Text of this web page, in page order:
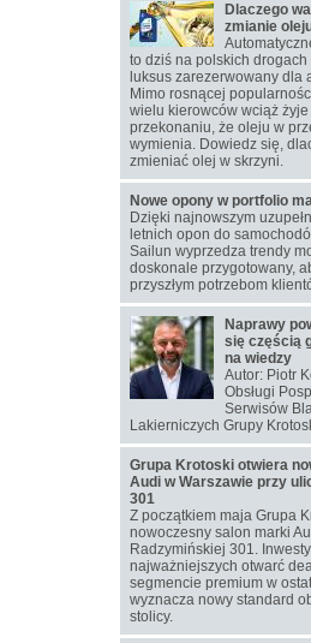
Dlaczego
zmianie
to dziś na polskich drogach
luksus zarezerwowany dla
Mimo rosnącej
wielu kierowców wciąż
przekonaniu, że oleju w
wymienia. Dowiedz się,
zmieniać olej w skrzyni.
Nowe opony w portfolio
Dzięki najnowszym
letnich opon do
Sailun wyprzedza trendy
doskonale przygotowany,
przyszłym potrzebom
Naprawy
się częścią
na wiedzy
Autor: Piotr
Obsługi
Serwisów
Lakierniczych Grupy
Grupa Krotoski otwiera
Audi w Warszawie przy
301
Z początkiem maja Grupa
nowoczesny salon marki
Radzymińskiej 301.
najważniejszych otwarć
segmencie premium w
wyznacza nowy standard
stolicy.